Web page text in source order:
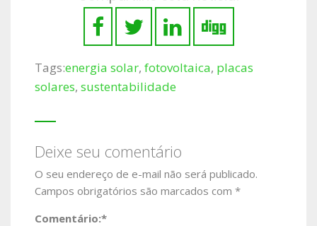
Tags:energia solar, fotovoltaica, placas
solares, sustentabilidade
Deixe seu comentário
O seu endereço de e-mail não será publicado.
Campos obrigatórios são marcados com *
Comentário:*